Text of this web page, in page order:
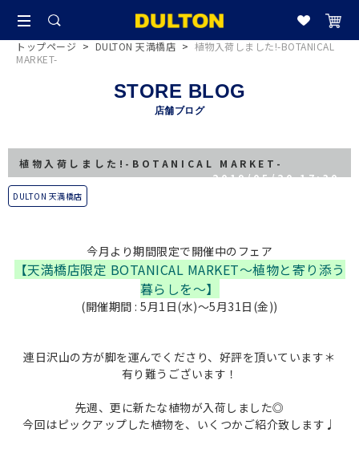
トップページ > DULTON 天満橋店 > 植物入荷しました!-BOTANICAL
MARKET-
STORE BLOG
店舗ブログ
植物入荷しました!-BOTANICAL MARKET-
2019/05/20 17:30
DULTON 天満橋店
今月より期間限定で開催中のフェア
【天満橋店限定 BOTANICAL MARKET〜植物と寄り添う
暮らしを〜】
(開催期間 : 5月1日(水)〜5月31日(金))
連日沢山の方が脚を運んでくださり、好評を頂いています＊
有り難うございます！
先週、更に新たな植物が入荷しました◎
今回はピックアップした植物を、いくつかご紹介致します♩